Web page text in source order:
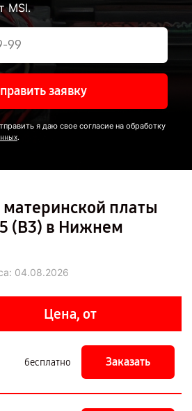
MSI.
заявку
я даю свое согласие на обработку
.
платы
(B3) в Нижнем
04.08.2026
Цена, от
бесплатно Заказать